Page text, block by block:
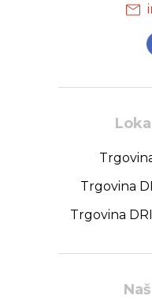
Trgovina
Trgovina